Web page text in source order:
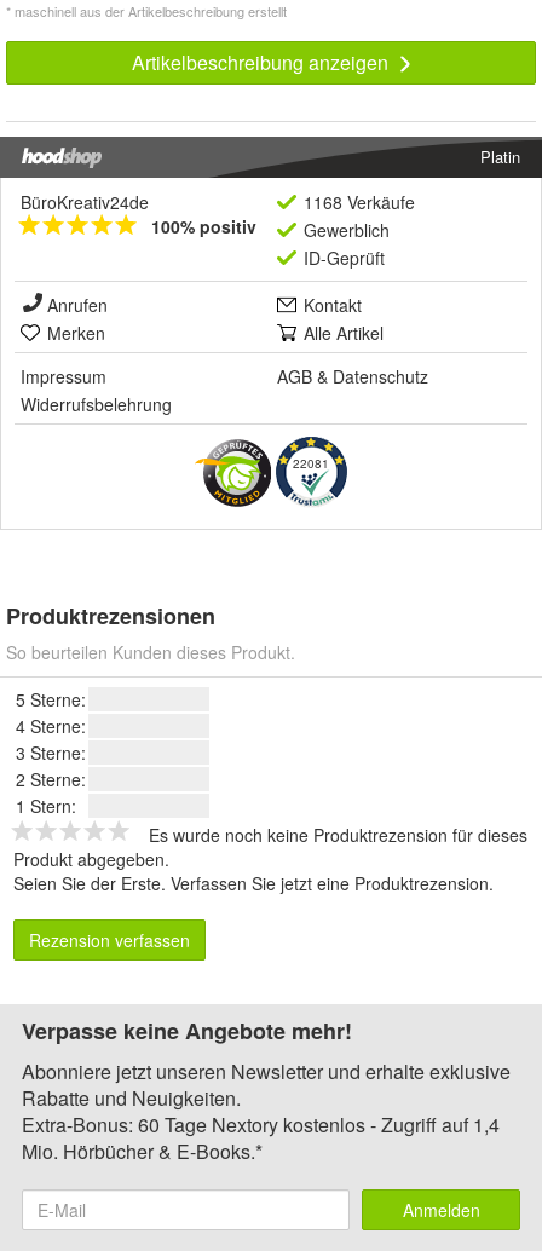
* maschinell aus der Artikelbeschreibung erstellt
Artikelbeschreibung anzeigen
Platin
BüroKreativ24de
100% positiv
1168 Verkäufe
Gewerblich
ID-Geprüft
Anrufen
Kontakt
Merken
Alle Artikel
Impressum
AGB & Datenschutz
Widerrufsbelehrung
22081
Produktrezensionen
So beurteilen Kunden dieses Produkt.
5 Sterne:
4 Sterne:
3 Sterne:
2 Sterne:
1 Stern:
Es wurde noch keine Produktrezension für dieses
Produkt abgegeben.
Seien Sie der Erste. Verfassen Sie jetzt eine Produktrezension.
Rezension verfassen
Verpasse keine Angebote mehr!
Abonniere jetzt unseren Newsletter und erhalte exklusive
Rabatte und Neuigkeiten.
Extra-Bonus: 60 Tage Nextory kostenlos - Zugriff auf 1,4
Mio. Hörbücher & E-Books.*
Anmelden